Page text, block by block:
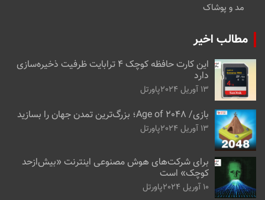
مد و پوشاک
مطالب اخیر
این کارت حافظه کوچک ۴ ترابایت ظرفیت ذخیره‌سازی
دارد
13 آوریل 2024 پاورتل
بازی/ Age of 2048؛ بزرگ‌ترین تمدن جهان را بسازید
13 آوریل 2024 پاورتل
برای شرکت‌های هوش مصنوعی اینترنت «بیش‌از‌حد
کوچک» است
10 آوریل 2024 پاورتل